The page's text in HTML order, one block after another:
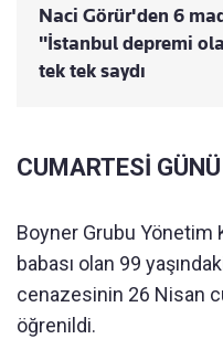
Naci Görür'den 6
"İstanbul depremi
tek tek saydı
CUMARTESİ
Boyner Grubu Yönetim
babası olan 99
cenazesinin 26 Nisan
öğrenildi.